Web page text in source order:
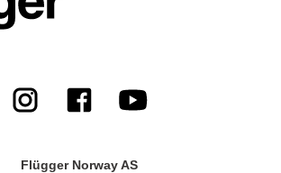
Flügger Norway AS